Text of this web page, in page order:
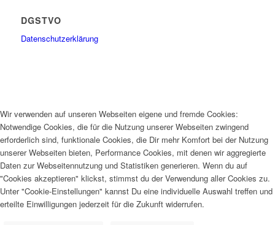
DGSTVO
Datenschutzerklärung
Wir verwenden auf unseren Webseiten eigene und fremde Cookies:
Notwendige Cookies, die für die Nutzung unserer Webseiten zwingend
erforderlich sind, funktionale Cookies, die Dir mehr Komfort bei der Nutzung
unserer Webseiten bieten, Performance Cookies, mit denen wir aggregierte
Daten zur Webseitennutzung und Statistiken generieren. Wenn du auf
"Cookies akzeptieren" klickst, stimmst du der Verwendung aller Cookies zu.
Unter "Cookie-Einstellungen" kannst Du eine individuelle Auswahl treffen und
erteilte Einwilligungen jederzeit für die Zukunft widerrufen.